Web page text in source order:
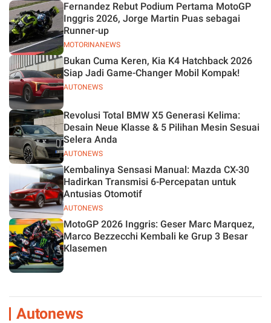
MOTORINANEWS
Fernandez Rebut Podium Pertama MotoGP
Inggris 2026, Jorge Martin Puas sebagai
Runner-up
AUTONEWS
Bukan Cuma Keren, Kia K4 Hatchback 2026
Siap Jadi Game-Changer Mobil Kompak!
AUTONEWS
Revolusi Total BMW X5 Generasi Kelima:
Desain Neue Klasse & 5 Pilihan Mesin Sesuai
Selera Anda
AUTONEWS
Kembalinya Sensasi Manual: Mazda CX-30
Hadirkan Transmisi 6-Percepatan untuk
Antusias Otomotif
MotoGP 2026 Inggris: Geser Marc Marquez,
Marco Bezzecchi Kembali ke Grup 3 Besar
Klasemen
Autonews